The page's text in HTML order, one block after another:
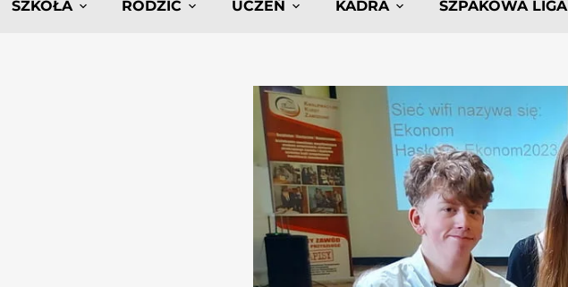
SZKOŁA RODZIC UCZEŃ KADRA SZPAKOWA LIGA